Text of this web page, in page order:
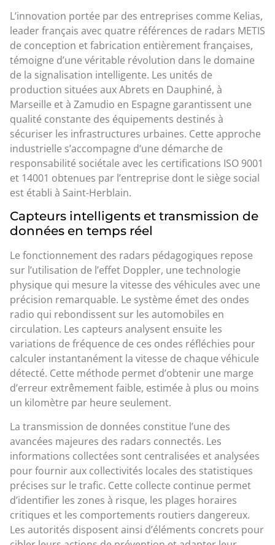
L’innovation portée par des entreprises comme Kelias,
leader français avec quatre références de radars METIS
de conception et fabrication entièrement françaises,
témoigne d’une véritable révolution dans le domaine
de la signalisation intelligente. Les unités de
production situées aux Abrets en Dauphiné, à
Marseille et à Zamudio en Espagne garantissent une
qualité constante des équipements destinés à
sécuriser les infrastructures urbaines. Cette approche
industrielle s’accompagne d’une démarche de
responsabilité sociétale avec les certifications ISO 9001
et 14001 obtenues par l’entreprise dont le siège social
est établi à Saint-Herblain.
Capteurs intelligents et transmission de
données en temps réel
Le fonctionnement des radars pédagogiques repose
sur l’utilisation de l’effet Doppler, une technologie
physique qui mesure la vitesse des véhicules avec une
précision remarquable. Le système émet des ondes
radio qui rebondissent sur les automobiles en
circulation. Les capteurs analysent ensuite les
variations de fréquence de ces ondes réfléchies pour
calculer instantanément la vitesse de chaque véhicule
détecté. Cette méthode permet d’obtenir une marge
d’erreur extrêmement faible, estimée à plus ou moins
un kilomètre par heure seulement.
La transmission de données constitue l’une des
avancées majeures des radars connectés. Les
informations collectées sont centralisées et analysées
pour fournir aux collectivités locales des statistiques
précises sur le trafic. Cette collecte continue permet
d’identifier les zones à risque, les plages horaires
critiques et les comportements routiers dangereux.
Les autorités disposent ainsi d’éléments concrets pour